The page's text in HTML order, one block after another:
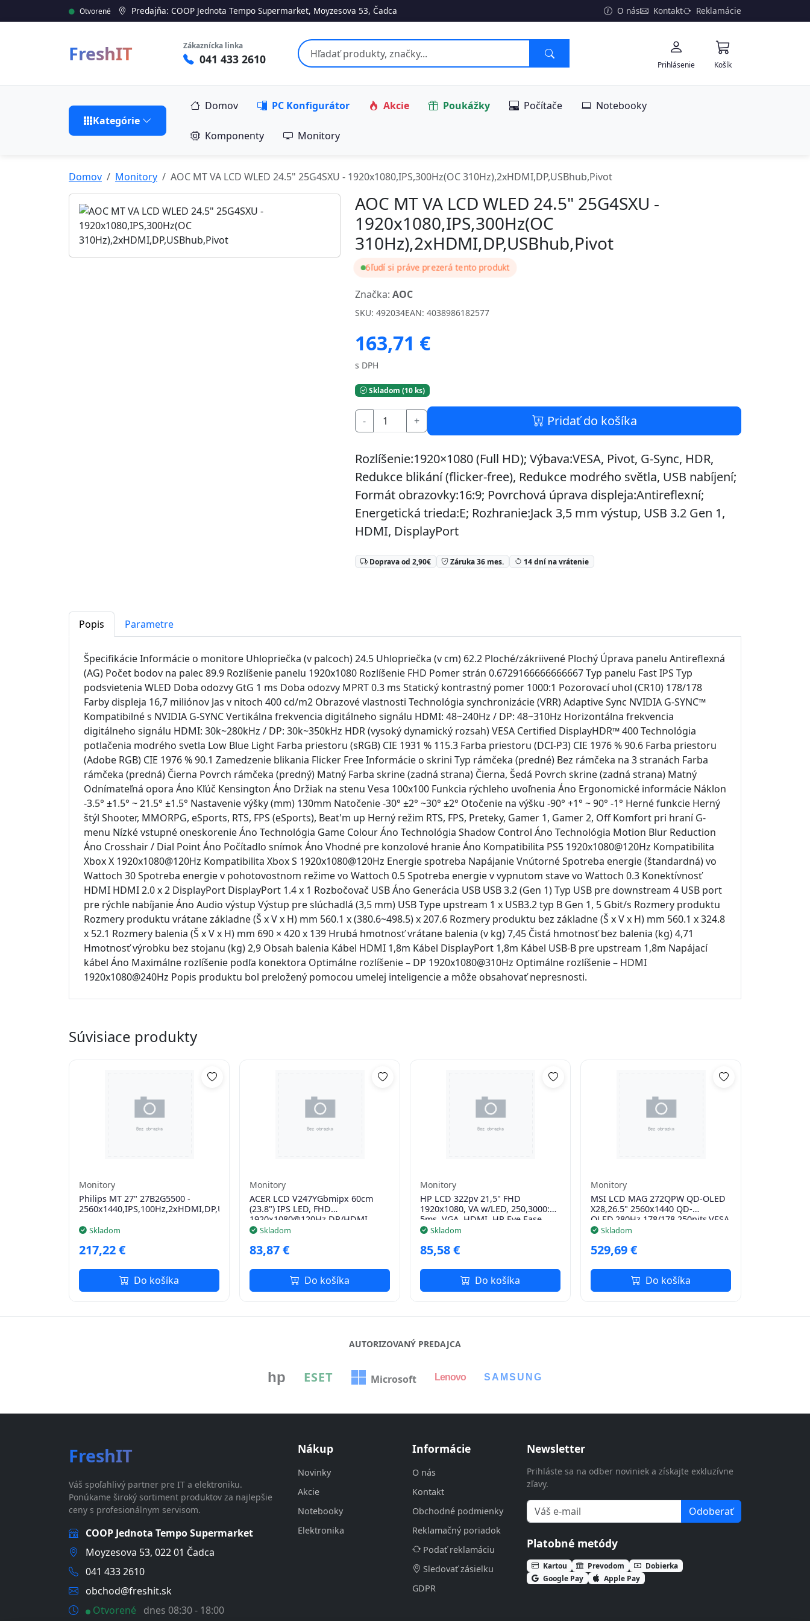
Otvorené Predajňa: COOP Jednota Tempo Supermarket, Moyzesova 53, Čadca O nás Kontakt Reklamácie
FreshIT Zákaznícka linka
041 433 2610 Prihlásenie Košík
Kategórie
Domov PC Konfigurátor Akcie Poukážky Počítače Notebooky
Komponenty Monitory
Domov Monitory AOC MT VA LCD WLED 24.5" 25G4SXU - 1920x1080,IPS,300Hz(OC 310Hz),2xHDMI,DP,USBhub,Pivot
AOC MT VA LCD WLED 24.5" 25G4SXU -
1920x1080,IPS,300Hz(OC
310Hz),2xHDMI,DP,USBhub,Pivot
6ľudí si práve prezerá tento produkt
Značka: AOC
SKU: 492034EAN: 4038986182577
163,71 €
s DPH
Skladom (10 ks)
- + Pridať do košíka
Rozlíšenie:1920×1080 (Full HD); Výbava:VESA, Pivot, G-Sync, HDR,
Redukce blikání (flicker-free), Redukce modrého světla, USB nabíjení;
Formát obrazovky:16:9; Povrchová úprava displeja:Antireflexní;
Energetická trieda:E; Rozhranie:Jack 3,5 mm výstup, USB 3.2 Gen 1,
HDMI, DisplayPort
Doprava od 2,90€ Záruka 36 mes. 14 dní na vrátenie
Popis Parametre
Špecifikácie Informácie o monitore Uhlopriečka (v palcoch) 24.5 Uhlopriečka (v cm) 62.2 Ploché/zákriivené Plochý Úprava panelu Antireflexná
(AG) Počet bodov na palec 89.9 Rozlíšenie panelu 1920x1080 Rozlíšenie FHD Pomer strán 0.6729166666666667 Typ panelu Fast IPS Typ
podsvietenia WLED Doba odozvy GtG 1 ms Doba odozvy MPRT 0.3 ms Statický kontrastný pomer 1000:1 Pozorovací uhol (CR10) 178/178
Farby displeja 16,7 miliónov Jas v nitoch 400 cd/m2 Obrazové vlastnosti Technológia synchronizácie (VRR) Adaptive Sync NVIDIA G-SYNC™
Kompatibilné s NVIDIA G-SYNC Vertikálna frekvencia digitálneho signálu HDMI: 48~240Hz / DP: 48~310Hz Horizontálna frekvencia
digitálneho signálu HDMI: 30k~280kHz / DP: 30k~350kHz HDR (vysoký dynamický rozsah) VESA Certified DisplayHDR™ 400 Technológia
potlačenia modrého svetla Low Blue Light Farba priestoru (sRGB) CIE 1931 % 115.3 Farba priestoru (DCI-P3) CIE 1976 % 90.6 Farba priestoru
(Adobe RGB) CIE 1976 % 90.1 Zamedzenie blikania Flicker Free Informácie o skrini Typ rámčeka (predné) Bez rámčeka na 3 stranách Farba
rámčeka (predná) Čierna Povrch rámčeka (predný) Matný Farba skrine (zadná strana) Čierna, Šedá Povrch skrine (zadná strana) Matný
Odnímateľná opora Áno Kľúč Kensington Áno Držiak na stenu Vesa 100x100 Funkcia rýchleho uvoľnenia Áno Ergonomické informácie Náklon
-3.5° ±1.5° ~ 21.5° ±1.5° Nastavenie výšky (mm) 130mm Natočenie -30° ±2° ~30° ±2° Otočenie na výšku -90° +1° ~ 90° -1° Herné funkcie Herný
štýl Shooter, MMORPG, eSports, RTS, FPS (eSports), Beat'm up Herný režim RTS, FPS, Preteky, Gamer 1, Gamer 2, Off Komfort pri hraní G-
menu Nízké vstupné oneskorenie Áno Technológia Game Colour Áno Technológia Shadow Control Áno Technológia Motion Blur Reduction
Áno Crosshair / Dial Point Áno Počítadlo snímok Áno Vhodné pre konzolové hranie Áno Kompatibilita PS5 1920x1080@120Hz Kompatibilita
Xbox X 1920x1080@120Hz Kompatibilita Xbox S 1920x1080@120Hz Energie spotreba Napájanie Vnútorné Spotreba energie (štandardná) vo
Wattoch 30 Spotreba energie v pohotovostnom režime vo Wattoch 0.5 Spotreba energie v vypnutom stave vo Wattoch 0.3 Konektívnosť
HDMI HDMI 2.0 x 2 DisplayPort DisplayPort 1.4 x 1 Rozbočovač USB Áno Generácia USB USB 3.2 (Gen 1) Typ USB pre downstream 4 USB port
pre rýchle nabíjanie Áno Audio výstup Výstup pre slúchadlá (3,5 mm) USB Type upstream 1 x USB3.2 typ B Gen 1, 5 Gbit/s Rozmery produktu
Rozmery produktu vrátane základne (Š x V x H) mm 560.1 x (380.6~498.5) x 207.6 Rozmery produktu bez základne (Š x V x H) mm 560.1 x 324.8
x 52.1 Rozmery balenia (Š x V x H) mm 690 × 420 x 139 Hrubá hmotnosť vrátane balenia (v kg) 7,45 Čistá hmotnosť bez balenia (kg) 4,71
Hmotnosť výrobku bez stojanu (kg) 2,9 Obsah balenia Kábel HDMI 1,8m Kábel DisplayPort 1,8m Kábel USB-B pre upstream 1,8m Napájací
kábel Áno Maximálne rozlíšenie podľa konektora Optimálne rozlíšenie – DP 1920x1080@310Hz Optimálne rozlíšenie – HDMI
1920x1080@240Hz Popis produktu bol preložený pomocou umelej inteligencie a môže obsahovať nepresnosti.
Súvisiace produkty
Monitory
Philips MT 27" 27B2G5500 -
2560x1440,IPS,100Hz,2xHDMI,DP,USBhub,Repro,Pivot
Skladom
217,22 €
Do košíka
Monitory
ACER LCD V247YGbmipx 60cm
(23.8") IPS LED, FHD
1920x1080@120Hz DP/HDMI,
75Hz VGA, 250cd/m2, 178/178, -,
Skladom
83,87 €
Do košíka
Monitory
HP LCD 322pv 21,5" FHD
1920x1080, VA w/LED, 250,3000:1,
5ms, VGA, HDMI, HP Eye Ease
Skladom
85,58 €
Do košíka
Monitory
MSI LCD MAG 272QPW QD-OLED
X28,26.5" 2560x1440 QD-
OLED,280Hz,178/178,250nits,VESA,HDMI,DP,USB-
C,Audio,White
Skladom
529,69 €
Do košíka
AUTORIZOVANÝ PREDAJCA
hp ESET Microsoft Lenovo SAMSUNG
FreshIT
Váš spoľahlivý partner pre IT a elektroniku.
Ponúkame široký sortiment produktov za najlepšie
ceny s profesionálnym servisom.
COOP Jednota Tempo Supermarket
Moyzesova 53, 022 01 Čadca
041 433 2610
obchod@freshit.sk
Otvorené
dnes 08:30 - 18:00
Nákup
Novinky
Akcie
Notebooky
Elektronika
Informácie
O nás
Kontakt
Obchodné podmienky
Reklamačný poriadok
Podať reklamáciu
Sledovať zásielku
GDPR
Newsletter
Prihláste sa na odber noviniek a získajte exkluzívne
zľavy.
Odoberať
Platobné metódy
Kartou Prevodom
Dobierka
Google Pay
Apple Pay